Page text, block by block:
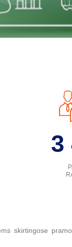
3
skirtingose